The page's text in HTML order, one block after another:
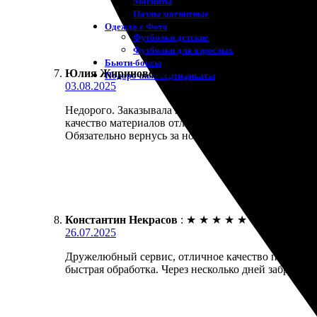
Пазлы магнитные
Одежда с Фото
Футболки детские
Футболки для взрослых
Бьюти-боксы
Подарочные сертификаты
Юлия Жириновская : ★ ★ ★
03.08.2025
Недорого. Заказывала печать на холсте. Процесс
качество материалов отличное. Доставили в
Обязательно вернусь за новыми заказами.
Константин Некрасов : ★ ★ ★ ★ ★
26.07.2025
Дружелюбный сервис, отличное качество печати!
быстрая обработка. Через несколько дней забрал